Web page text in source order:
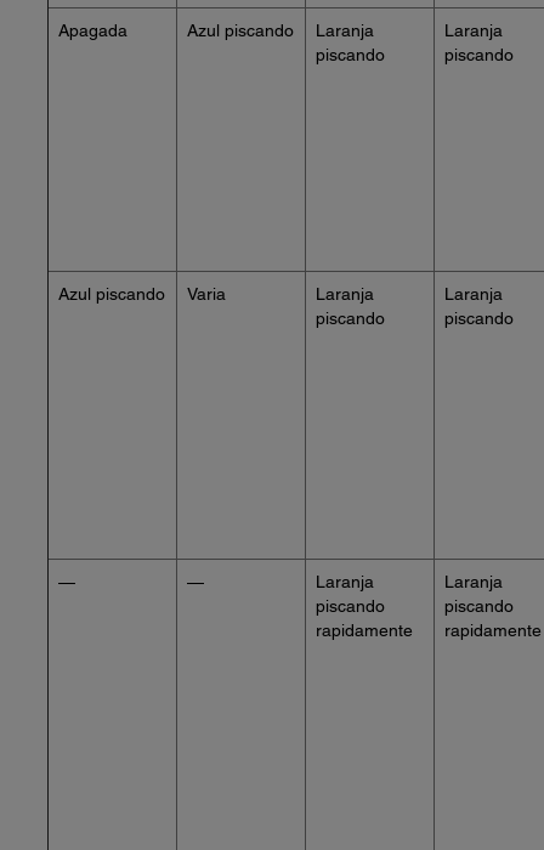
Apagada Azul piscando
Laranja
piscando
Laranja
piscando
Azul piscando Varia
Laranja
piscando
Laranja
piscando
— —
Laranja
piscando
rapidamente
Laranja
piscando
rapidamente